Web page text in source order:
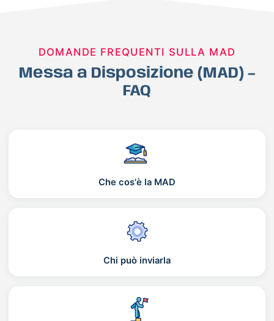
DOMANDE FREQUENTI SULLA MAD
Messa a Disposizione (MAD) –
FAQ
Che cos'è la MAD
Chi può inviarla